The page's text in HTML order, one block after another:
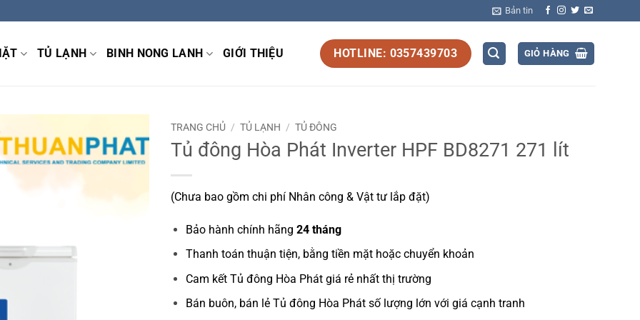
Bản tin
TỦ LẠNH BINH NONG LANH GIỚI THIỆU HOTLINE: 0357439703 GIỎ HÀNG
TRANG CHỦ / TỦ LẠNH / TỦ ĐÔNG
Tủ đông Hòa Phát Inverter HPF BD8271 271 lít
(Chưa bao gồm chi phí Nhân công & Vật tư lắp đặt)
Bảo hành chính hãng 24 tháng
Thanh toán thuận tiện, bằng tiền mặt hoặc chuyển khoản
Cam kết Tủ đông Hòa Phát giá rẻ nhất thị trường
Bán buôn, bán lẻ Tủ đông Hòa Phát số lượng lớn với giá cạnh tranh